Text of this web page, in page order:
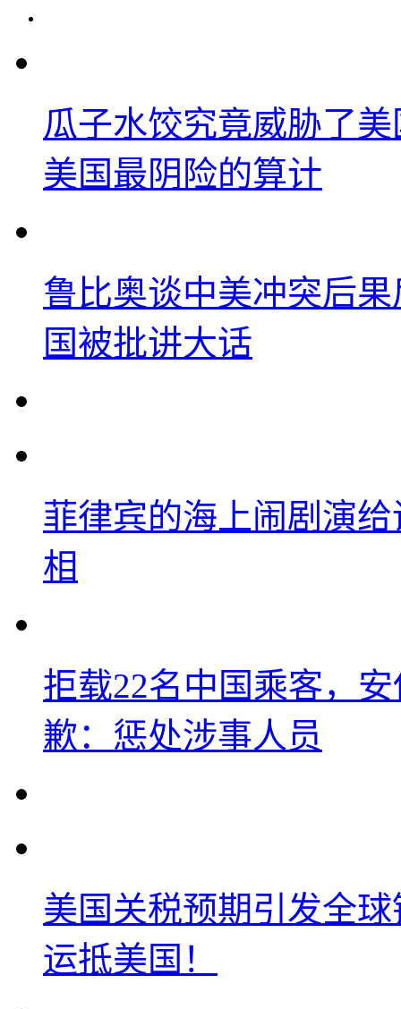
瓜子水饺究竟威胁了
美国最阴险的算计
鲁比奥谈中美冲突后
国被批讲大话
菲律宾的海上闹剧演
相
拒载22名中国乘客，
歉：惩处涉事人员
美国关税预期引发全
运抵美国！